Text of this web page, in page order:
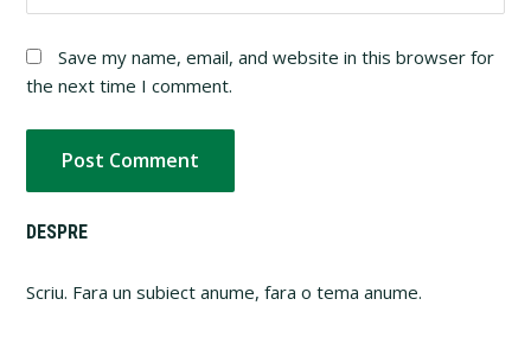
Save my name, email, and website in this browser for
the next time I comment.
Primary
Sidebar
DESPRE
Scriu. Fara un subiect anume, fara o tema anume.